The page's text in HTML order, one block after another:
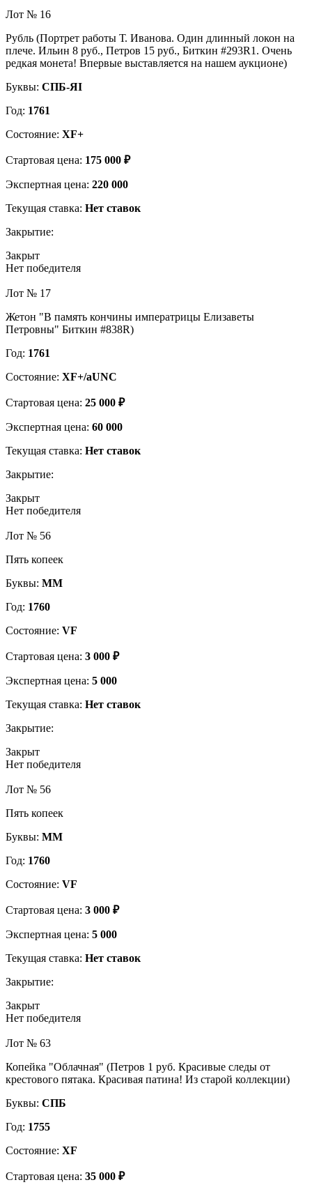
Лот № 16
Рубль (Портрет работы Т. Иванова. Один длинный локон на
плече. Ильин 8 руб., Петров 15 руб., Биткин #293R1. Очень
редкая монета! Впервые выставляется на нашем аукционе)
Буквы: СПБ-ЯI
Год: 1761
Состояние: XF+
Стартовая цена: 175 000 ₽
Экспертная цена: 220 000
Текущая ставка: Нет ставок
Закрытие:
Закрыт
Нет победителя
Лот № 17
Жетон "В память кончины императрицы Елизаветы
Петровны" Биткин #838R)
Год: 1761
Состояние: XF+/aUNC
Стартовая цена: 25 000 ₽
Экспертная цена: 60 000
Текущая ставка: Нет ставок
Закрытие:
Закрыт
Нет победителя
Лот № 56
Пять копеек
Буквы: ММ
Год: 1760
Состояние: VF
Стартовая цена: 3 000 ₽
Экспертная цена: 5 000
Текущая ставка: Нет ставок
Закрытие:
Закрыт
Нет победителя
Лот № 56
Пять копеек
Буквы: ММ
Год: 1760
Состояние: VF
Стартовая цена: 3 000 ₽
Экспертная цена: 5 000
Текущая ставка: Нет ставок
Закрытие:
Закрыт
Нет победителя
Лот № 63
Копейка "Облачная" (Петров 1 руб. Красивые следы от
крестового пятака. Красивая патина! Из старой коллекции)
Буквы: СПБ
Год: 1755
Состояние: XF
Стартовая цена: 35 000 ₽